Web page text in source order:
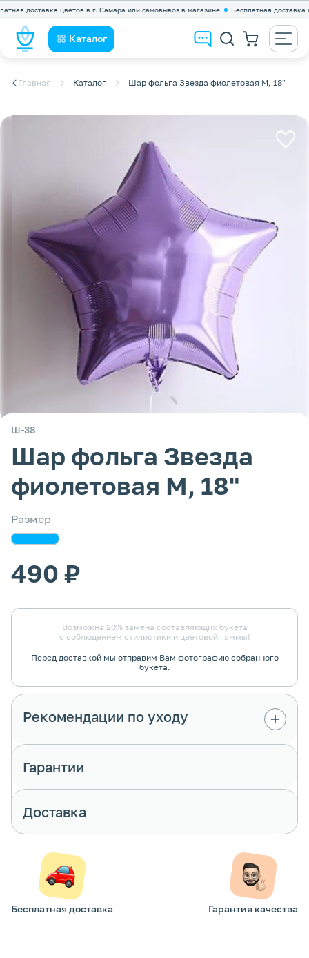
доставка цветов в г. Самара или самовывоз в магазине Бесплатная доставка
Каталог
Главная Каталог Шар фольга Звезда фиолетовая М, 18"
Ш-38
Шар фольга Звезда
фиолетовая М, 18"
Размер
490 ₽
Возможна 20% замена составляющих букета
с соблюдением стилистики и цветовой гаммы!
Перед доставкой мы отправим Вам фотографию собранного
букета.
Рекомендации по уходу
Гарантии
Доставка
Бесплатная доставка Гарантия качества